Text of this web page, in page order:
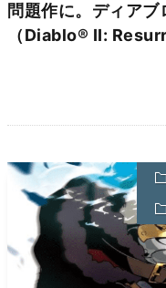
問題作に。ディア
（Diablo® II: